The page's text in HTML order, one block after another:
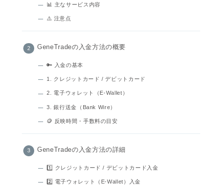
📊 主なサービス内容
⚠️ 注意点
GeneTradeの入金方法の概要
🔑 入金の基本
1. クレジットカード / デビットカード
2. 電子ウォレット（E‑Wallet）
3. 銀行送金（Bank Wire）
🪙 反映時間・手数料の目安
GeneTradeの入金方法の詳細
1️⃣ クレジットカード / デビットカード入金
2️⃣ 電子ウォレット（E‑Wallet）入金